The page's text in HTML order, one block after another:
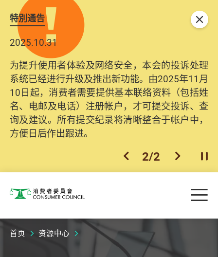
特別通告
2025.10.31
为提升使用者体验及网络安全，本会的投诉处理
系统已经进行升级及推出新功能。由2025年11月
10日起，消费者需要提供基本联络资料（包括姓
名、电邮及电话）注册帐户，才可提交投诉、查
询及建议。所有提交纪录将清晰整合于帐户中，
方便日后作出跟进。
上一个
2/2 下一个开
关闭
消费者委员会 目
首页 资源中心